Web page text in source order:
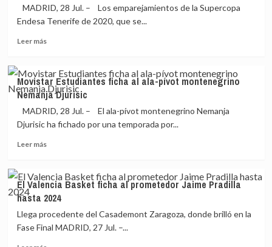
de
fichar
ficha
de
definitiva
Olumuyiwa
MADRID, 28 Jul. – Los emparejamientos de la Supercopa
Endesa Tenerife de 2020, que se...
Leer másLeer
La
Supercopa
Endesa
en
Tenerife
sortea
Movistar Estudiantes ficha al ala-pívot montenegrino
Nemanja Djurisic
MADRID, 28 Jul. – El ala-pívot montenegrino Nemanja
Djurisic ha fichado por una temporada por...
Leer másLeer
Movistar
Estudiantes
ficha
al
ala-
El Valencia Basket ficha al prometedor Jaime Pradilla
hasta 2024
Llega procedente del Casademont Zaragoza, donde brilló en la
Fase Final MADRID, 27 Jul. –...